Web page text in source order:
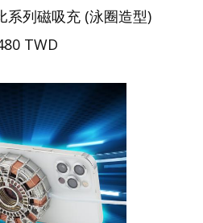
列磁吸充 (泳圈造型)
TWD